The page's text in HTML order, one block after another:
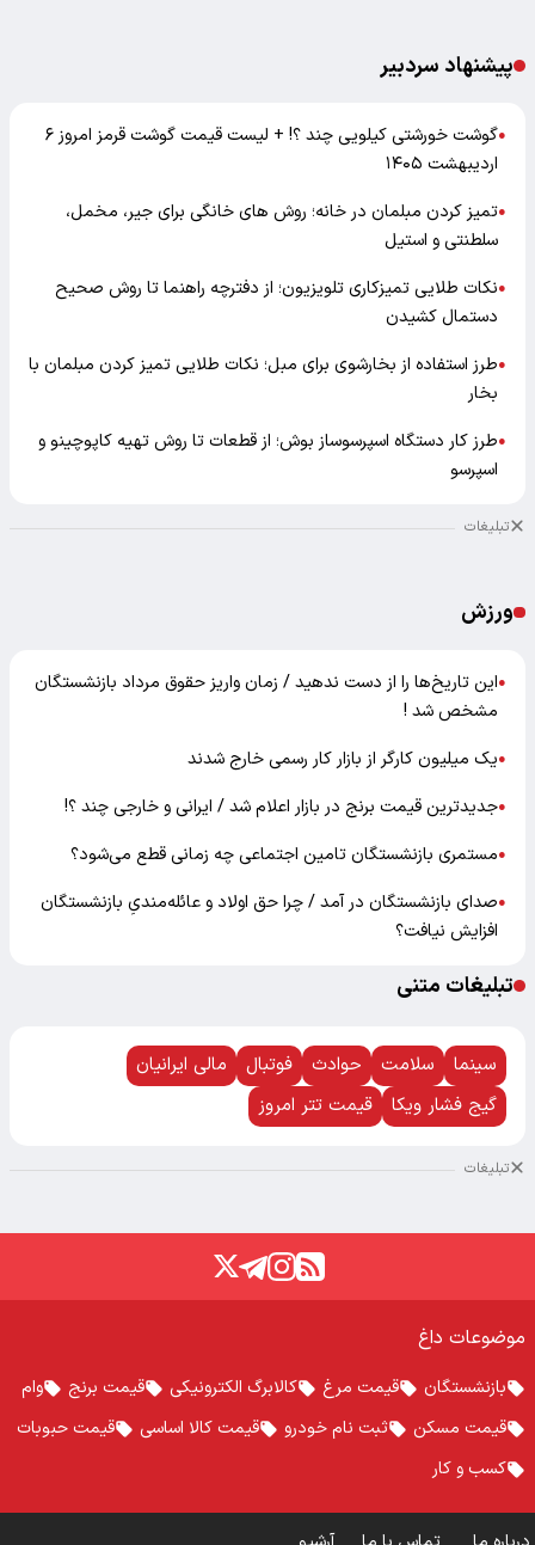
پیشنهاد سردبیر
●
گوشت خورشتی کیلویی چند ؟! + لیست قیمت گوشت قرمز امروز ۶
اردیبهشت ۱۴۰۵
●تمیز کردن مبلمان در خانه؛ روش های خانگی برای جیر، مخمل،
سلطنتی و استیل
●نکات طلایی تمیزکاری تلویزیون؛ از دفترچه راهنما تا روش صحیح
دستمال کشیدن
●طرز استفاده از بخارشوی برای مبل؛ نکات طلایی تمیز کردن مبلمان با
بخار
●طرز کار دستگاه اسپرسوساز بوش؛ از قطعات تا روش تهیه کاپوچینو و
اسپرسو
تبلیغات
ورزش
●این تاریخ‌ها را از دست ندهید / زمان واریز حقوق مرداد بازنشستگان
مشخص شد !
●یک میلیون کارگر از بازار کار رسمی خارج شدند
●جدیدترین قیمت برنج در بازار اعلام شد / ایرانی و خارجی چند ؟!
●مستمری بازنشستگان تامین اجتماعی چه زمانی قطع می‌شود؟
●صدای بازنشستگان در آمد / چرا حق اولاد و عائله‌مندیِ بازنشستگان
افزایش نیافت؟
تبلیغات متنی
سینما سلامت حوادث فوتبال
مالی ایرانیان
گیج فشار ویکا
قیمت تتر امروز
تبلیغات
موضوعات داغ
بازنشستگان قیمت مرغ کالابرگ الکترونیکی قیمت برنج
وام
قیمت مسکن
ثبت نام خودرو قیمت کالا اساسی
قیمت حبوبات
کسب و کار